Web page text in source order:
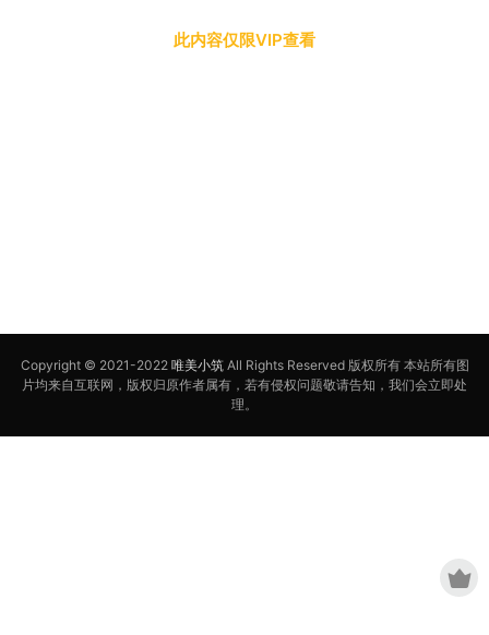
此内容仅限VIP查看
Copyright © 2021-2022 唯美小筑All Rights Reserved 版权所有 本站所有图
片均来自互联网，版权归原作者属有，若有侵权问题敬请告知，我们会立即处
理。